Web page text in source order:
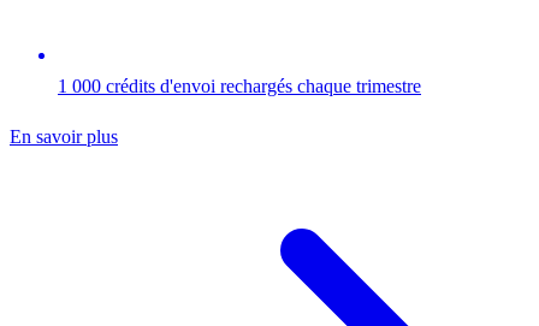
1 000 crédits d'envoi rechargés chaque trimestre
En savoir plus